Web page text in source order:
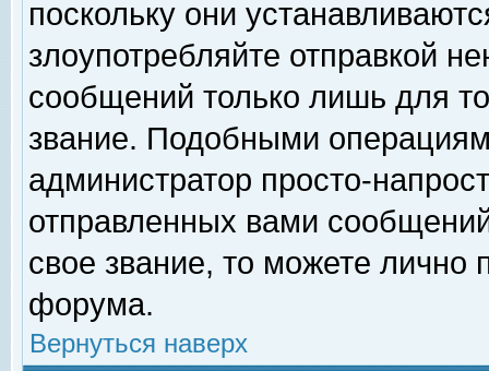
поскольку они
злоупотребляйте отправкой
сообщений только лишь для
звание. Подобными
администратор просто-
отправленных вами
свое звание, то можете лично
форума.
Вернуться наверх